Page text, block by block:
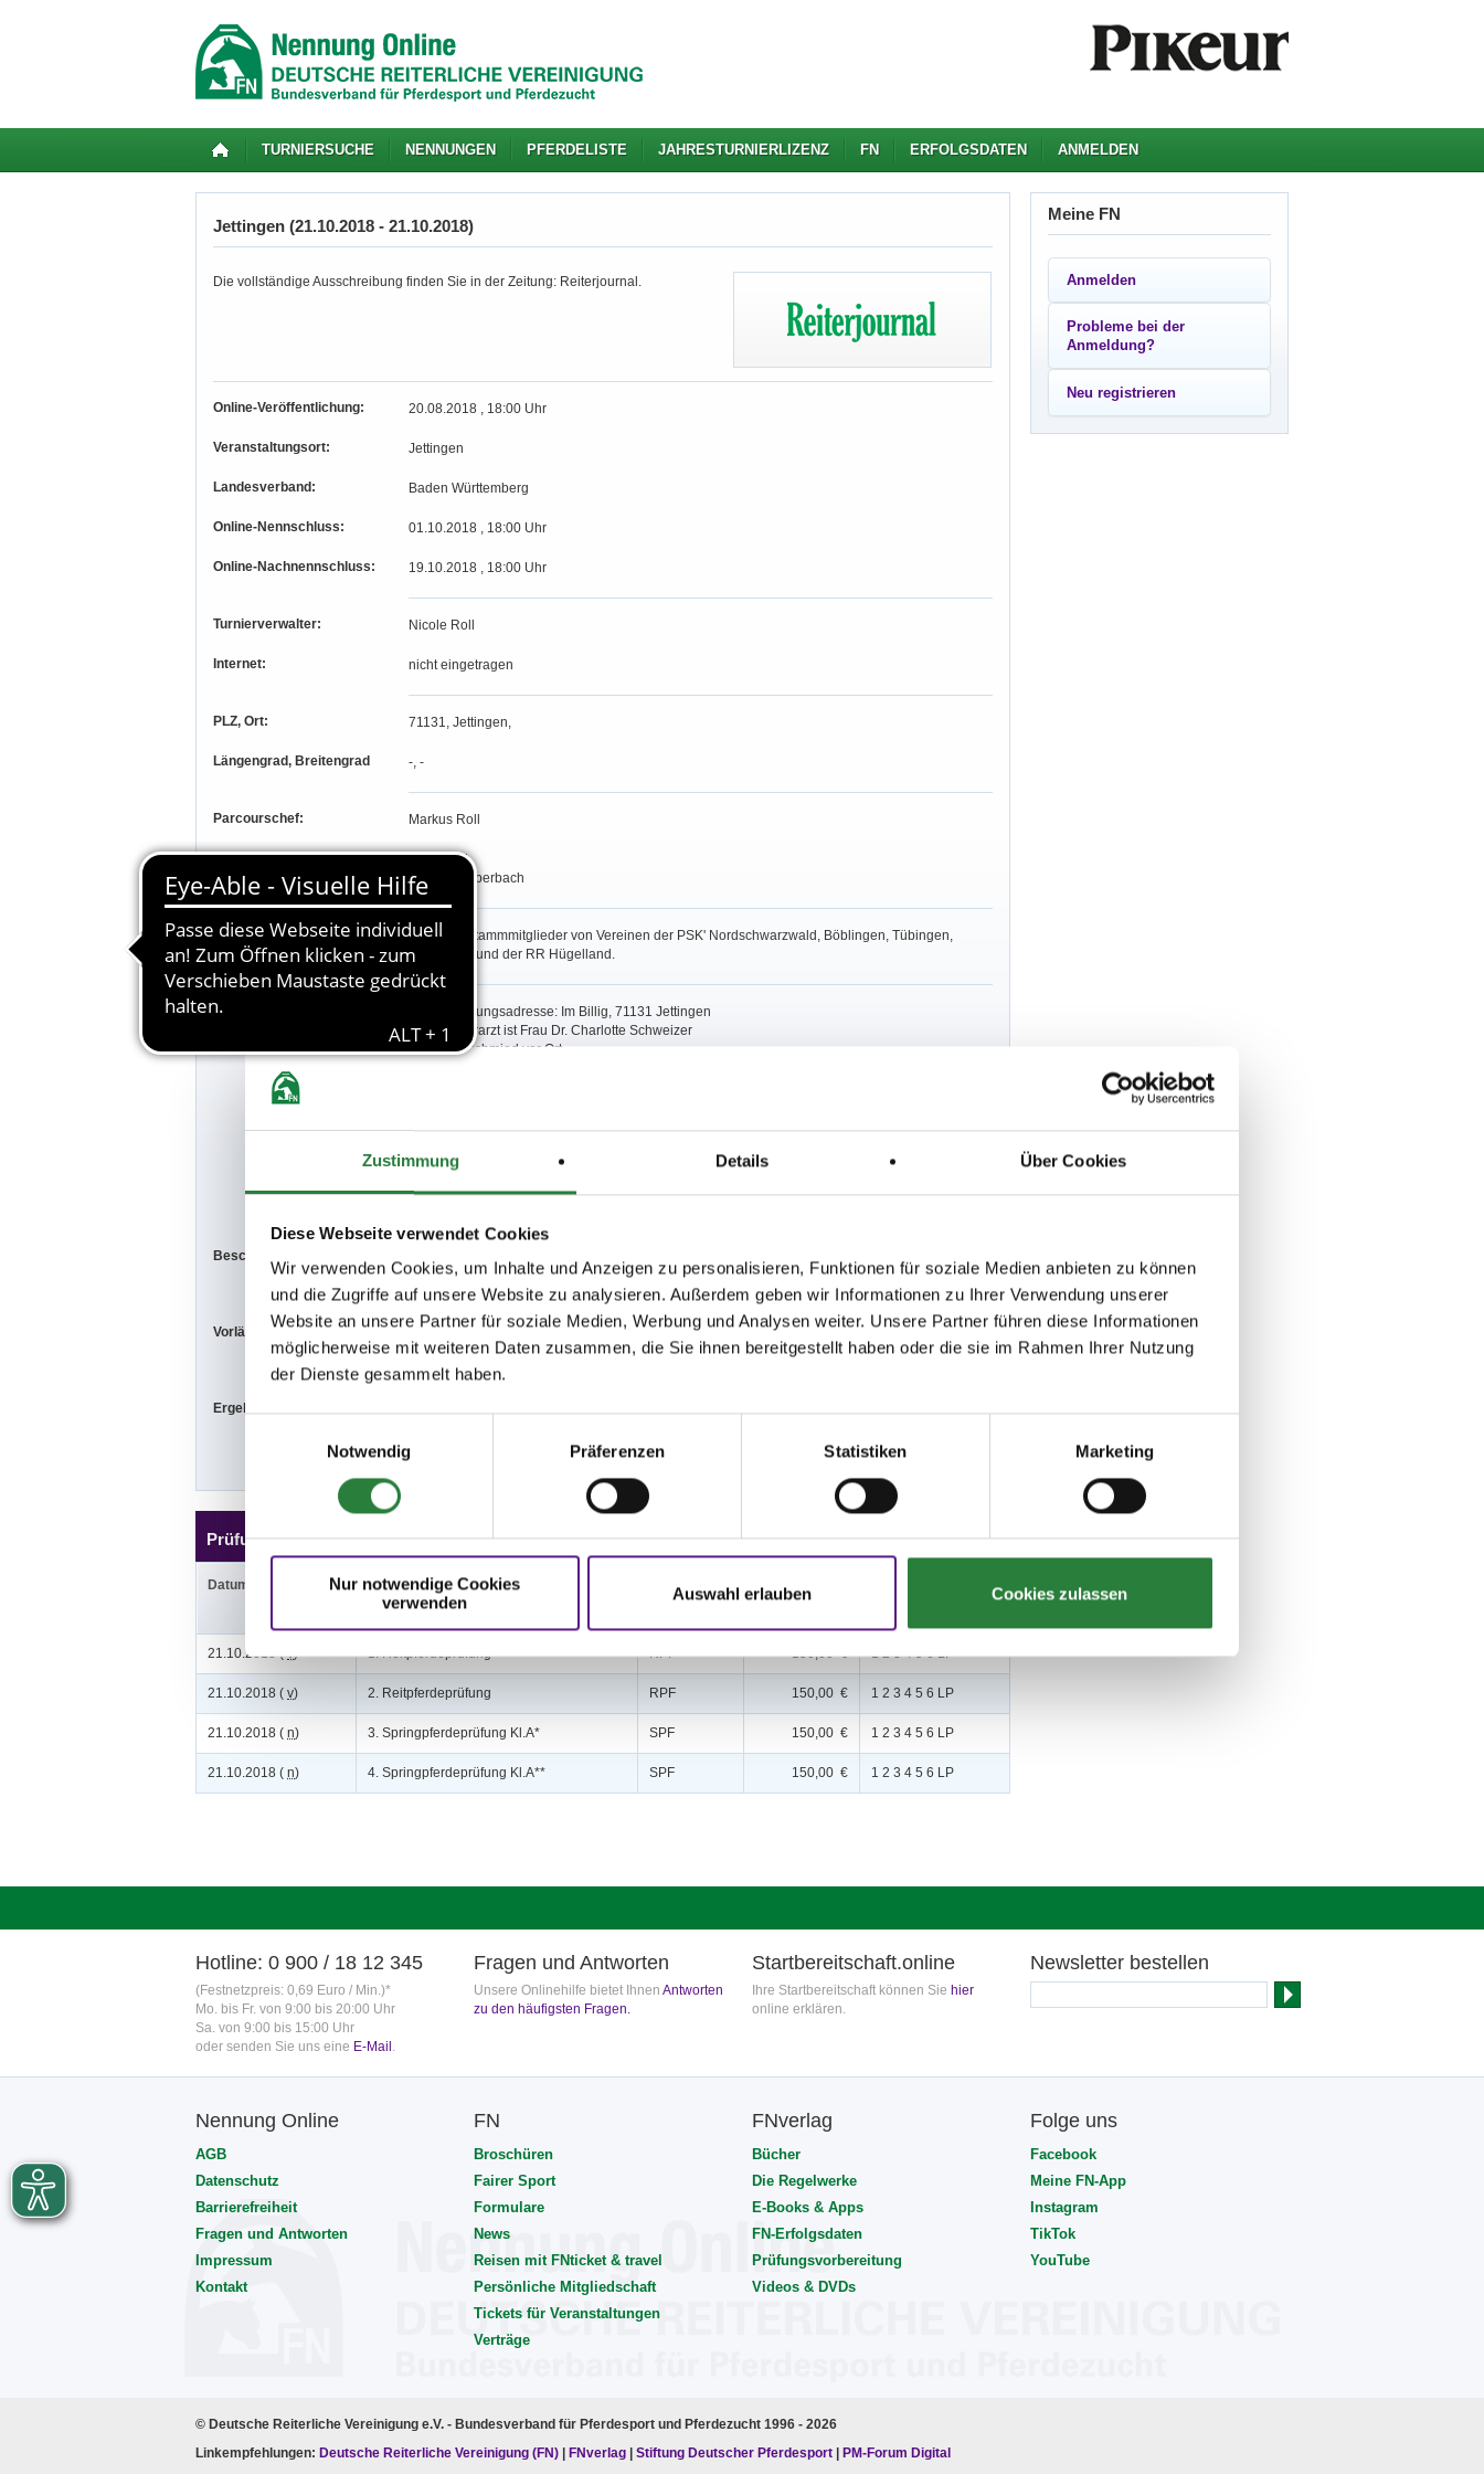
Zustimmung Details Über Cookies
Diese Webseite verwendet Cookies
Wir verwenden Cookies, um Inhalte und Anzeigen zu personalisieren, Funktionen für soziale Medien anbieten zu können
und die Zugriffe auf unsere Website zu analysieren. Außerdem geben wir Informationen zu Ihrer Verwendung unserer
Website an unsere Partner für soziale Medien, Werbung und Analysen weiter. Unsere Partner führen diese Informationen
möglicherweise mit weiteren Daten zusammen, die Sie ihnen bereitgestellt haben oder die sie im Rahmen Ihrer Nutzung
der Dienste gesammelt haben.
Notwendig
Präferenzen Statistiken Marketing
Nur notwendige Cookies
verwenden
Auswahl erlauben Cookies zulassen
TURNIERSUCHE NENNUNGEN PFERDELISTE JAHRESTURNIERLIZENZ FN ERFOLGSDATEN ANMELDEN
Jettingen (21.10.2018 - 21.10.2018)
Die vollständige Ausschreibung finden Sie in der Zeitung: Reiterjournal.
Online-Veröffentlichung: 20.08.2018 , 18:00 Uhr
Veranstaltungsort: Jettingen
Landesverband: Baden Württemberg
Online-Nennschluss: 01.10.2018 , 18:00 Uhr
Online-Nachnennschluss: 19.10.2018 , 18:00 Uhr
Turnierverwalter: Nicole Roll
Internet: nicht eingetragen
PLZ, Ort: 71131, Jettingen,
Längengrad, Breitengrad -, -
Parcourschef: Markus Roll
Richter:
Peter Bort
Christine Eberbach
Teilnahmeberechtigung: Prfg. 1-4:
Stammmitglieder von Vereinen der PSK' Nordschwarzwald, Böblingen, Tübingen,
Zollern Alb und der RR Hügelland.
Besondere Bestimmungen:
- Veranstaltungsadresse: Im Billig, 71131 Jettingen
- Turniertierarzt ist Frau Dr. Charlotte Schweizer
- Kein Hufschmied vor Ort.
- Pro Pferd/Pony und Tag sind nur Starts in 2 LP erlaubt.
- Stallungen stehen nicht zur Verfügung.
Beschaffenheit der Plätze:
Vorläufige Zeitenteilung:
Ergebnisse: Zu den Ergebnissen auf www.fn-erfolgsdaten.de
Prüfungen
Datum Prüfung Disziplin
21.10.2018 (v) 1. Reitpferdeprüfung RPF 150,00 € 1 2 3 4 5 6 LP
21.10.2018 ( v) 2. Reitpferdeprüfung RPF 150,00 € 1 2 3 4 5 6 LP
21.10.2018 ( n) 3. Springpferdeprüfung Kl.A* SPF 150,00 € 1 2 3 4 5 6 LP
21.10.2018 ( n) 4. Springpferdeprüfung Kl.A** SPF 150,00 € 1 2 3 4 5 6 LP
Meine FN
Anmelden
Probleme bei der
Anmeldung?
Neu registrieren
Hotline: 0 900 / 18 12 345
(Festnetzpreis: 0,69 Euro / Min.)*
Mo. bis Fr. von 9:00 bis 20:00 Uhr
Sa. von 9:00 bis 15:00 Uhr
oder senden Sie uns eine E-Mail .
Fragen und Antworten
Unsere Onlinehilfe bietet Ihnen Antworten
zu den häufigsten Fragen.
Startbereitschaft.online
Ihre Startbereitschaft können Sie hier
online erklären.
Newsletter bestellen
Nennung Online
AGB
Datenschutz
Barrierefreiheit
Fragen und Antworten
Impressum
Kontakt
FN
Broschüren
Fairer Sport
Formulare
News
Reisen mit FNticket & travel
Persönliche Mitgliedschaft
Tickets für Veranstaltungen
Verträge
FNverlag
Bücher
Die Regelwerke
E-Books & Apps
FN-Erfolgsdaten
Prüfungsvorbereitung
Videos & DVDs
Folge uns
Facebook
Meine FN-App
Instagram
TikTok
YouTube
© Deutsche Reiterliche Vereinigung e.V. - Bundesverband für Pferdesport und Pferdezucht 1996 - 2026
Linkempfehlungen: Deutsche Reiterliche Vereinigung (FN) FNverlag Stiftung Deutscher Pferdesport PM-Forum Digital